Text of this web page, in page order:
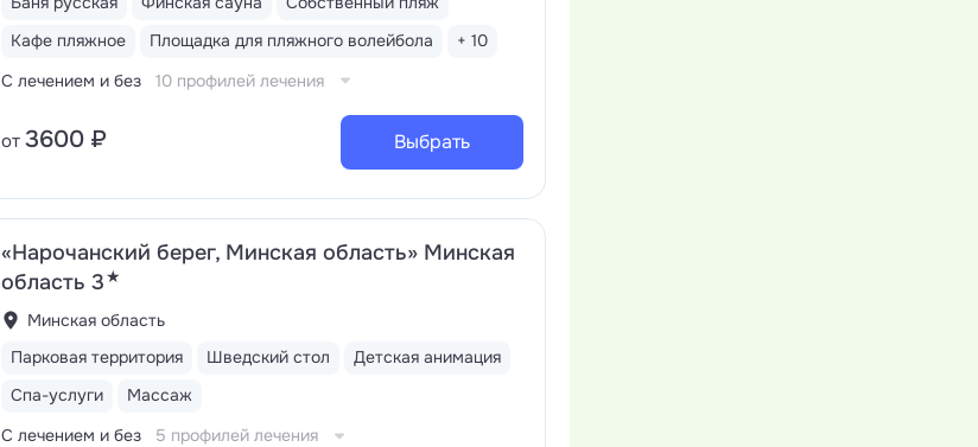
Кафе пляжное
Площадка для пляжного волейбола
+ 10
С лечением и без
10 профилей лечения
от 3600 ₽ Выбрать
«Нарочанский берег, Минская область» Минская
область 3★
Минская область
Парковая территория
Шведский стол
Детская анимация
Спа-услуги
Массаж
С лечением и без
5 профилей лечения